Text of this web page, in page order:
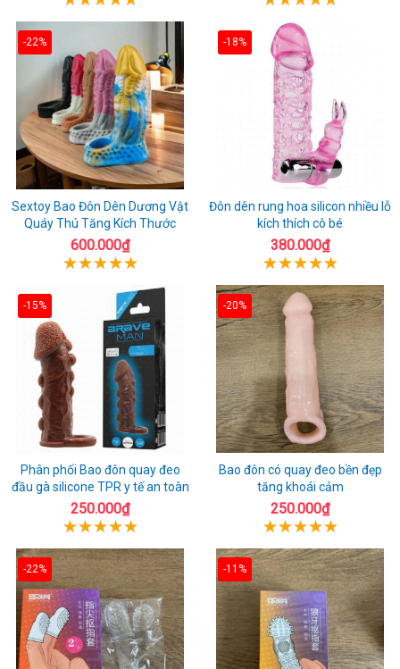
-22%
Sextoy Bao Đôn Dên Dương Vật
Quáy Thú Tăng Kích Thước
600.000₫
-18%
Đôn dên rung hoa silicon nhiều lỗ
kích thích cô bé
380.000₫
-15%
Phân phối Bao đôn quay đeo
đầu gà silicone TPR y tế an toàn
250.000₫
-20%
Bao đôn có quay đeo bền đẹp
tăng khoái cảm
250.000₫
-22% -11%